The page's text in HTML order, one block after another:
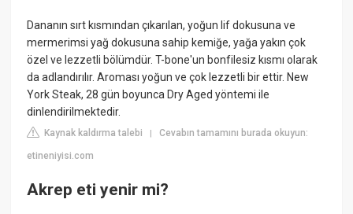
Dananın sırt kısmından çıkarılan, yoğun lif dokusuna ve
mermerimsi yağ dokusuna sahip kemiğe, yağa yakın çok
özel ve lezzetli bölümdür. T-bone'un bonfilesiz kısmı olarak
da adlandırılır. Aroması yoğun ve çok lezzetli bir ettir. New
York Steak, 28 gün boyunca Dry Aged yöntemi ile
dinlendirilmektedir.
Kaynak kaldırma talebi |Cevabın tamamını burada okuyun:
etineniyisi.com
Akrep eti yenir mi?